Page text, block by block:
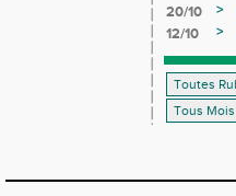
20/10
>
12/10
>